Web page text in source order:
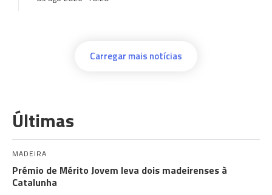
Carregar mais notícias
Últimas
MADEIRA
Prémio de Mérito Jovem leva dois madeirenses à
Catalunha